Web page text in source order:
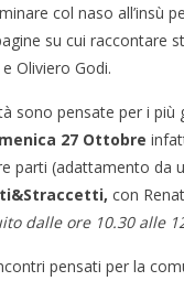
col naso all’insù
su cui raccontare
Oliviero Godi.
sono pensate per i
27 Ottobre
parti (adattamento da
con
dalle ore 10.30 alle
pensati per la